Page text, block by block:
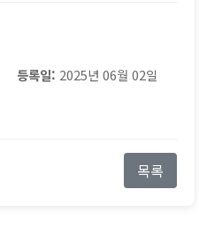
등록일: 2025년 06월 02일
목록